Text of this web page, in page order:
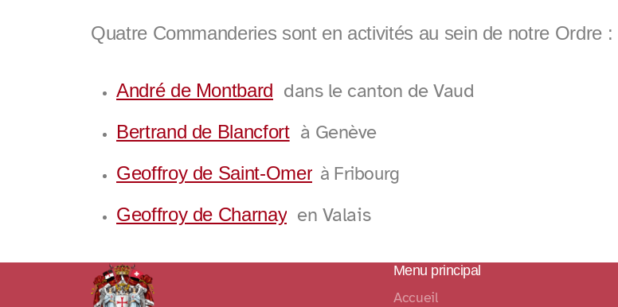
Quatre Commanderies sont en activités au sein de notre Ordre :
André de Montbard dans le canton de Vaud
Bertrand de Blancfortà Genève
Geoffroy de Saint-Omer à Fribourg
Geoffroy de Charnay en Valais
Menu principal
Accueil